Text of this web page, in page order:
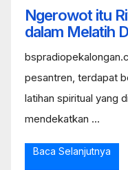
Ngerowot itu
dalam Melatih
pesantren, terdapat
latihan spiritual yang
mendekatkan ...
Baca Selanjutnya